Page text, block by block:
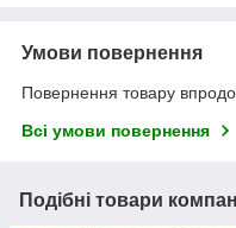
Умови повернення
Повернення товару
Всі умови повернення
Подібні товари